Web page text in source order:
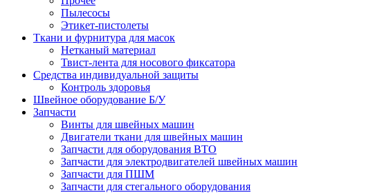
Пылесосы
Этикет-пистолеты
Ткани и фурнитура для масок
Нетканый материал
Твист-лента для носового фиксатора
Средства индивидуальной защиты
Контроль здоровья
Швейное оборудование Б/У
Запчасти
Винты для швейных машин
Двигатели ткани для швейных машин
Запчасти для оборудования ВТО
Запчасти для электродвигателей швейных машин
Запчасти для ПШМ
Запчасти для стегального оборудования